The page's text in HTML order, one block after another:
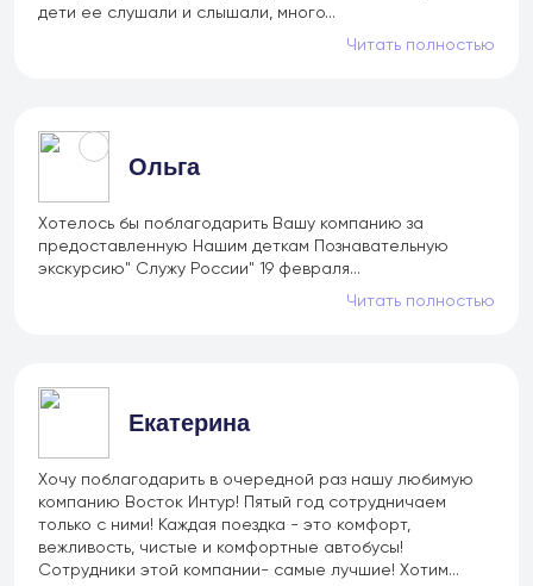
+7 (902) 485 96 34
+7 (966) 286 54 19
Туры в Китай
Туры в другие страны
+7 (908) 440 47 44
Ежедневные экскурсии
+7 (902) 075-96-64
дети ее слушали и слышали, много...
Читать полностью
Ольга
Хотелось бы поблагодарить Вашу компанию за
предоставленную Нашим деткам Познавательную
экскурсию" Служу России" 19 февраля...
Читать полностью
Екатерина
Хочу поблагодарить в очередной раз нашу любимую
компанию Восток Интур! Пятый год сотрудничаем
только с ними! Каждая поездка - это комфорт,
вежливость, чистые и комфортные автобусы!
Сотрудники этой компании- самые лучшие! Хотим...